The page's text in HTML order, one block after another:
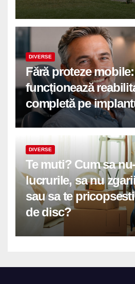
DIVERSE
Fără proteze
funcționează
completă pe
DIVERSE
Te muti? Cum sa
lucrurile, sa nu
sau sa te
de disc?